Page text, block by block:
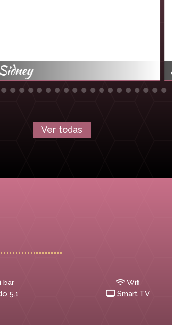
Ver todas
bar
5.1
Wifi
Smart TV